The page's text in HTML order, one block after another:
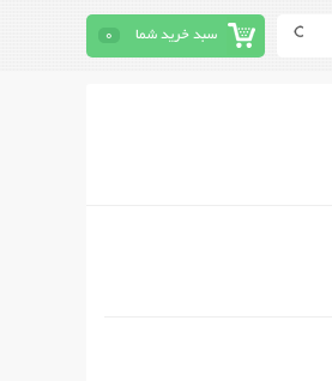
سبد خرید شما 0